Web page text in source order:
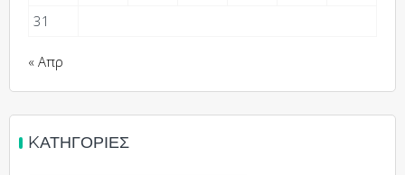
31
« Απρ
KΑΤΗΓΟΡΊΕΣ